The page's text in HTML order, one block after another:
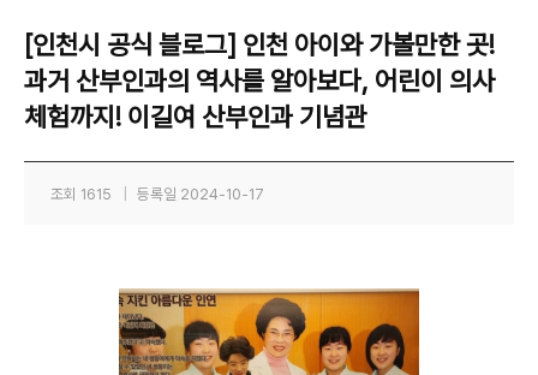
[인천시 공식 블로그] 인천 아이와 가볼만한 곳!
과거 산부인과의 역사를 알아보다, 어린이 의사
체험까지! 이길여 산부인과 기념관
조회 1615 등록일 2024-10-17